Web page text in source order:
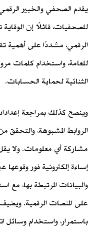
يقدم الصحفي والخبير
للصحفيات، قائلًا إن
الرقمي، مشددًا على أهمية
للعامة، واستخدام كلمات
الثنائية لحماية الحسابات.
وينصح كذلك بمراجعة
الروابط المشبوهة،
مشاركة أي معلومات. ولا
إساءة إلكترونية فور وقوعها
والبيانات المرتبطة بها، مع
على المنصات الرقمية.
باستمرار، واستخدام وسائل